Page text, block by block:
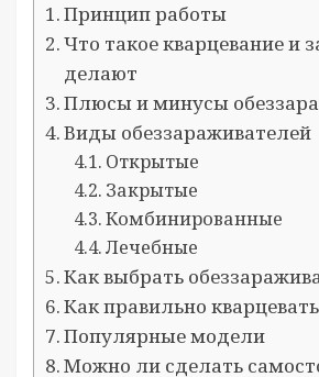
Принцип работы
Что такое кварцевание и
делают
Плюсы и минусы
Виды обеззараживателей
Открытые
Закрытые
Комбинированные
Лечебные
Как выбрать
Как правильно
Популярные модели
Можно ли сделать